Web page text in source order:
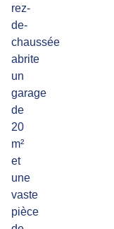
rez-
de-
chaussée
abrite
un
garage
de
20
m²
et
une
vaste
pièce